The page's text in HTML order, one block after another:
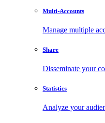
Multi-Accounts
Manage multiple
Share
Disseminate your
Statistics
Analyze your